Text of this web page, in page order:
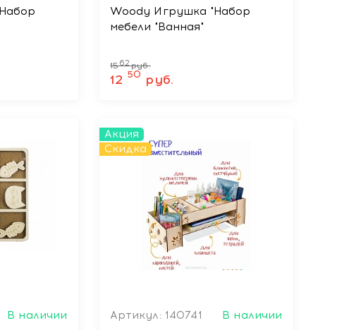
Woody Игрушка "Набор
мебели "Ванная"
1562 руб.
12 50 руб.
В наличии
Акция
Скидка
Артикул: 140741
В наличии